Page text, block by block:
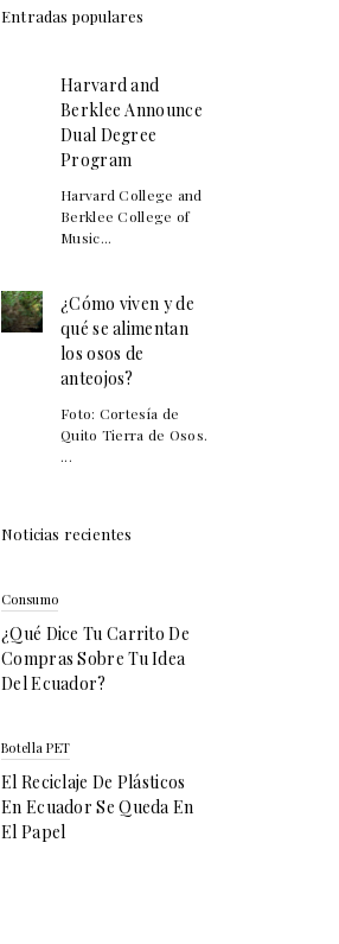
Entradas populares
Harvard and
Berklee Announce
Dual Degree
Program
Harvard College and
Berklee College of
Music...
¿Cómo viven y de
qué se alimentan
los osos de
anteojos?
Foto: Cortesía de
Quito Tierra de Osos.
...
Noticias recientes
Consumo
¿Qué Dice Tu Carrito De
Compras Sobre Tu Idea
Del Ecuador?
Botella PET
El Reciclaje De Plásticos
En Ecuador Se Queda En
El Papel